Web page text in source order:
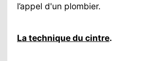
l’appel d'un plombier.
La technique du cintre.